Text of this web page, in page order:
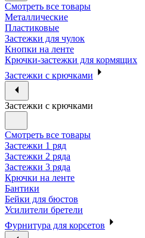
Смотреть все товары
Металлические
Пластиковые
Застежки для чулок
Кнопки на ленте
Крючки-застежки для кормящих
Застежки с крючками
Застежки с крючками
Смотреть все товары
Застежки 1 ряд
Застежки 2 ряда
Застежки 3 ряда
Крючки на ленте
Бантики
Бейки для бюстов
Усилители бретели
Фурнитура для корсетов